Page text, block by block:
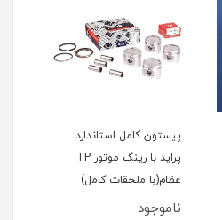
پیستون کامل استاندارد
پراید با رینگ موتور TP
عظام(با ملحقات کامل)
ناموجود